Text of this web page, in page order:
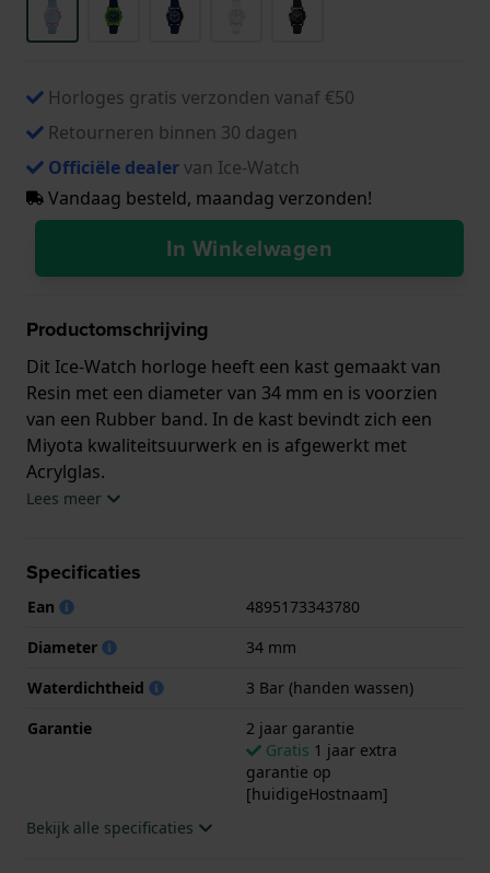
Horloges gratis verzonden vanaf €50
Retourneren binnen 30 dagen
Officiële dealervan Ice-Watch
Vandaag besteld, maandag verzonden!
In Winkelwagen
Productomschrijving
Dit Ice-Watch horloge heeft een kast gemaakt van
Resin met een diameter van 34 mm en is voorzien
van een Rubber band. In de kast bevindt zich een
Miyota kwaliteitsuurwerk en is afgewerkt met
Acrylglas.
geleverd met 2 jaar garantie.
Lees meer
Specificaties
Ean
4895173343780
Diameter
34 mm
Waterdichtheid
3 Bar (handen wassen)
Garantie
2 jaar garantie
Gratis 1 jaar extra
garantie op
[huidigeHostnaam]
Bekijk alle specificaties